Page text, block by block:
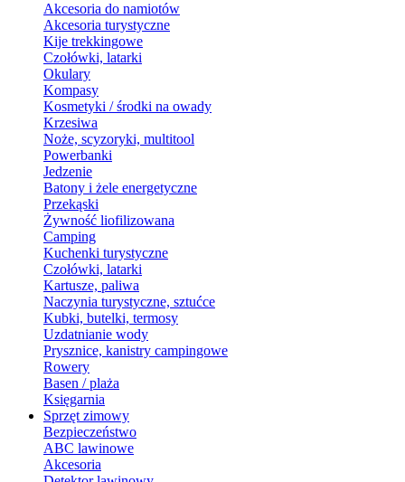
Akcesoria do namiotów
Akcesoria turystyczne
Kije trekkingowe
Czołówki, latarki
Okulary
Kompasy
Kosmetyki / środki na owady
Krzesiwa
Noże, scyzoryki, multitool
Powerbanki
Jedzenie
Batony i żele energetyczne
Przekąski
Żywność liofilizowana
Camping
Kuchenki turystyczne
Czołówki, latarki
Kartusze, paliwa
Naczynia turystyczne, sztućce
Kubki, butelki, termosy
Uzdatnianie wody
Prysznice, kanistry campingowe
Rowery
Basen / plaża
Księgarnia
Sprzęt zimowy
Bezpieczeństwo
ABC lawinowe
Akcesoria